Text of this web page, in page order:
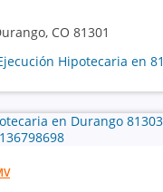
CO 81301
Hipotecaria en